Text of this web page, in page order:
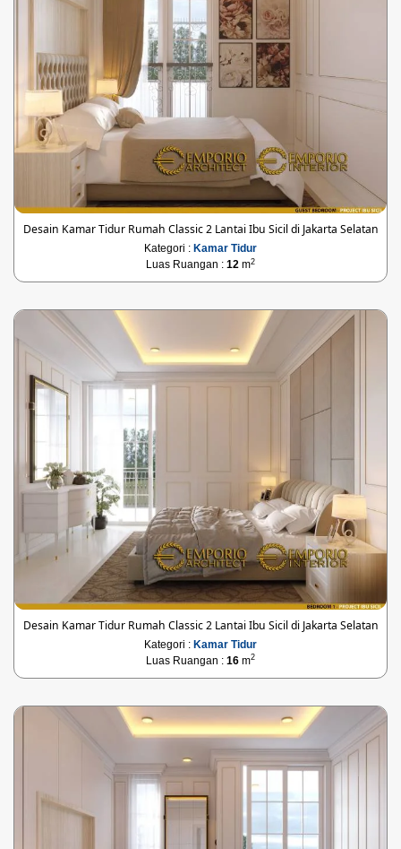
Desain Kamar Tidur Rumah Classic 2 Lantai Ibu Sicil di Jakarta Selatan
Kategori : Kamar Tidur
Luas Ruangan : 12 m2
Desain Kamar Tidur Rumah Classic 2 Lantai Ibu Sicil di Jakarta Selatan
Kategori : Kamar Tidur
Luas Ruangan : 16 m2